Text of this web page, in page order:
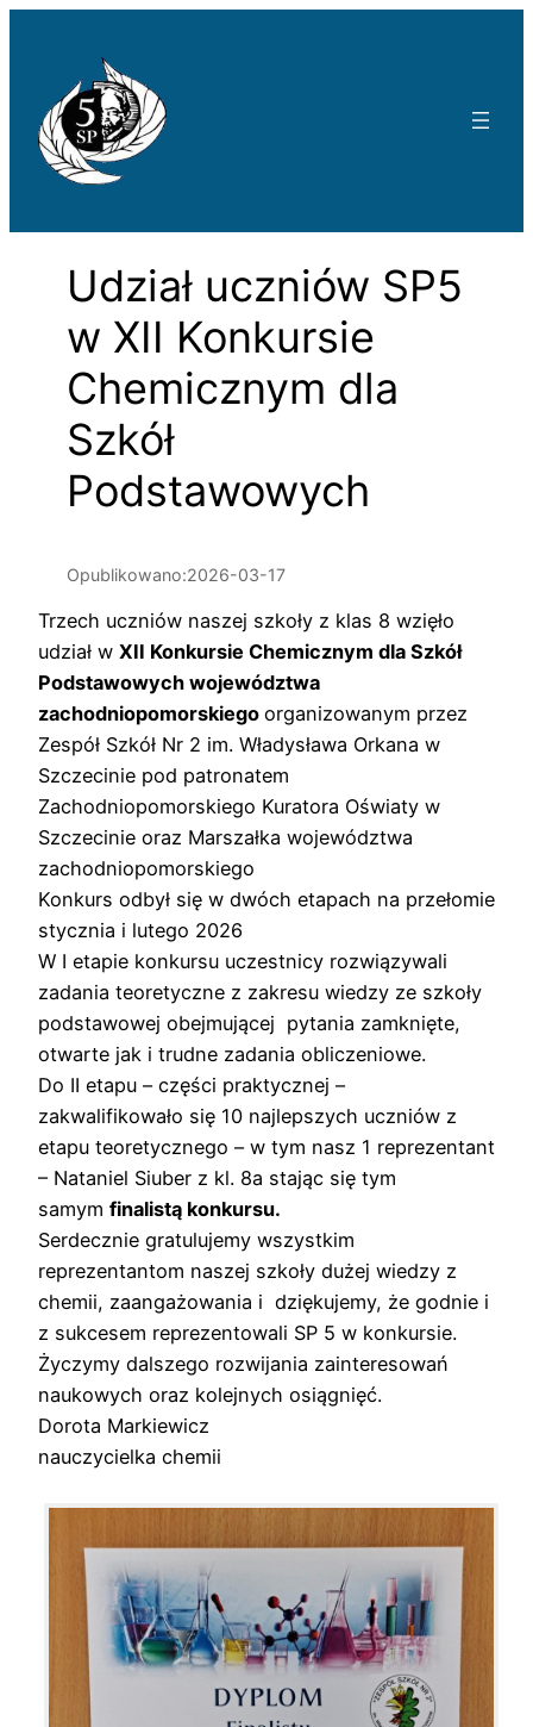
Udział uczniów SP5
w XII Konkursie
Chemicznym dla
Szkół
Podstawowych
Opublikowano:2026-03-17
Trzech uczniów naszej szkoły z klas 8 wzięło
udział w XII Konkursie Chemicznym dla Szkół
Podstawowych województwa
zachodniopomorskiego organizowanym przez
Zespół Szkół Nr 2 im. Władysława Orkana w
Szczecinie pod patronatem
Zachodniopomorskiego Kuratora Oświaty w
Szczecinie oraz Marszałka województwa
zachodniopomorskiego
Konkurs odbył się w dwóch etapach na przełomie
stycznia i lutego 2026
W I etapie konkursu uczestnicy rozwiązywali
zadania teoretyczne z zakresu wiedzy ze szkoły
podstawowej obejmującej pytania zamknięte,
otwarte jak i trudne zadania obliczeniowe.
Do II etapu – części praktycznej –
zakwalifikowało się 10 najlepszych uczniów z
etapu teoretycznego – w tym nasz 1 reprezentant
– Nataniel Siuber z kl. 8a stając się tym
samym finalistą konkursu.
Serdecznie gratulujemy wszystkim
reprezentantom naszej szkoły dużej wiedzy z
chemii, zaangażowania i dziękujemy, że godnie i
z sukcesem reprezentowali SP 5 w konkursie.
Życzymy dalszego rozwijania zainteresowań
naukowych oraz kolejnych osiągnięć.
Dorota Markiewicz
nauczycielka chemii